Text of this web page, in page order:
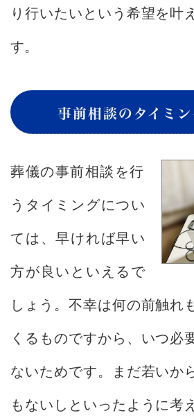
り行いたいという希望を叶
す。
事前相談のタイミ
葬儀の事前相談を行
うタイミングについ
ては、早ければ早い
方が良いといえるで
しょう。不幸は何の前触れ
くるものですから、いつ必
ないためです。まだ若いか
もないしといったように考